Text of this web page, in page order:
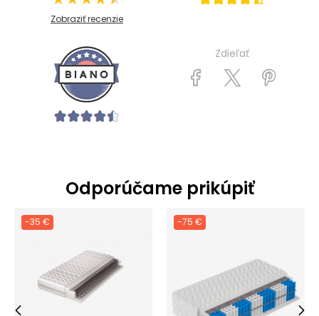
Zobraziť recenzie
Zdieľať
Odporúčame prikúpiť
-35 € -75 €